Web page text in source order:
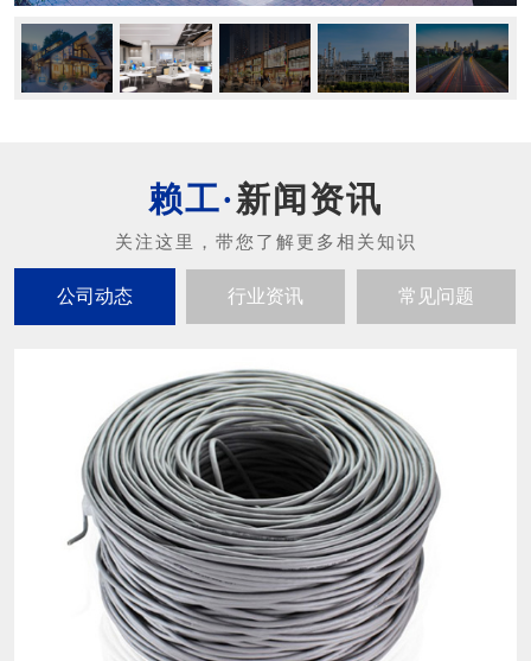
新闻资讯
公司动态 行业资讯 常见问题